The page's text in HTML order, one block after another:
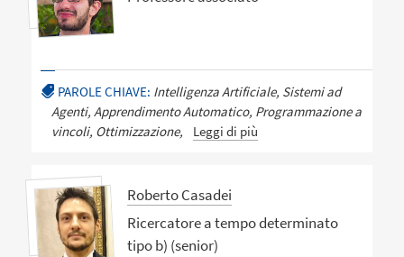
PAROLE CHIAVE: Intelligenza Artificiale, Sistemi ad
Agenti, Apprendimento Automatico, Programmazione a
vincoli, Ottimizzazione,
Leggi di più
Roberto Casadei
Ricercatore a tempo determinato
tipo b) (senior)